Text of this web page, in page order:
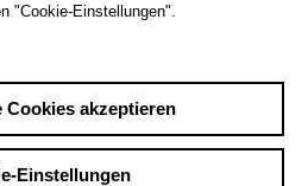
"Cookie-Einstellungen".
Cookies akzeptieren
Einstellungen